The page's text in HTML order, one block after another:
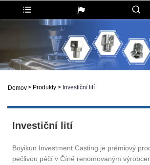
Domov> Produkty > Investiční lití
Investiční lití
Boyikun Investment Casting je prémiový
pečlivou péčí v Číně renomovaným